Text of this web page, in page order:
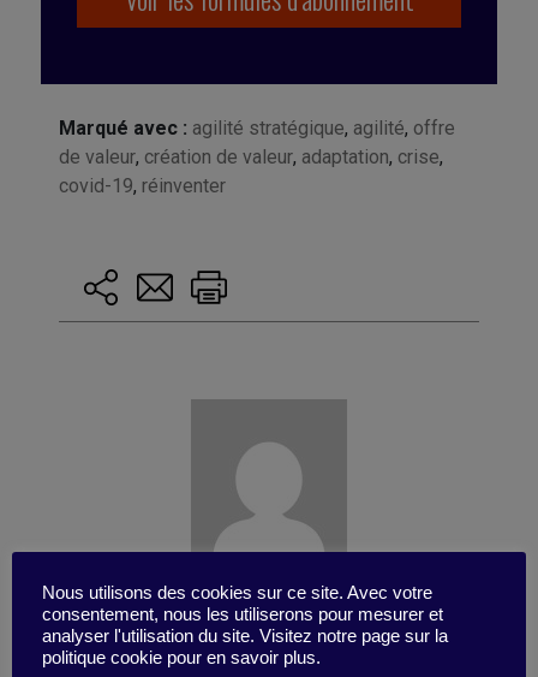
Marqué avec : agilité stratégique, agilité, offre
de valeur, création de valeur, adaptation, crise,
covid-19, réinventer
Publié par Sono Motoyama
Sono is an American journalist who has been
living in France for more than a decade. She
Nous utilisons des cookies sur ce site. Avec votre
consentement, nous les utiliserons pour mesurer et
analyser l'utilisation du site. Visitez notre page sur la
politique cookie pour en savoir plus.